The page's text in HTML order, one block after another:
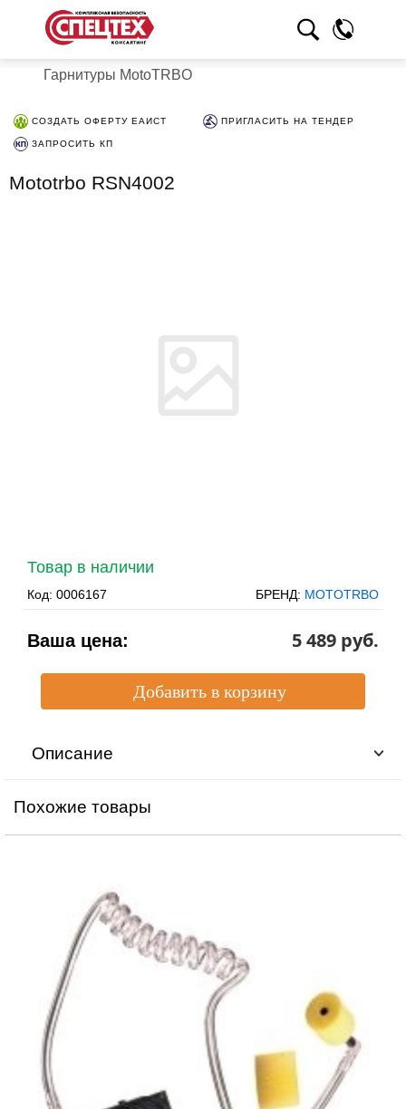
Гарнитуры MotoTRBO
СОЗДАТЬ ОФЕРТУ ЕАИСТ ПРИГЛАСИТЬ НА ТЕНДЕР
ЗАПРОСИТЬ КП
Mototrbo RSN4002
Товар в наличии
Код: 0006167 БРЕНД: MOTOTRBO
Ваша цена: 5 489 pуб.
Описание
Похожие товары